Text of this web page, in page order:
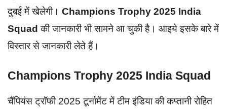
दुबई में खेलेगी। Champions Trophy 2025 India
Squad की जानकारी भी सामने आ चुकी है। आइये इसके बारे में
विस्तार से जानकारी लेते हैं।
Champions Trophy 2025 India Squad
चैंपियंस ट्रॉफी 2025 टूर्नामेंट में टीम इंडिया की कप्तानी रोहित